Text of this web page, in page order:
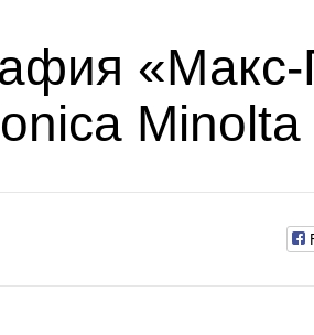
Minolta